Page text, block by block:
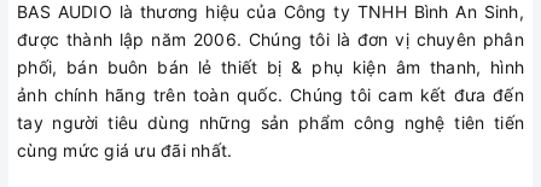
BAS AUDIO là thương hiệu của Công ty TNHH Bình An Sinh,
được thành lập năm 2006. Chúng tôi là đơn vị chuyên phân
phối, bán buôn bán lẻ thiết bị & phụ kiện âm thanh, hình
ảnh chính hãng trên toàn quốc. Chúng tôi cam kết đưa đến
tay người tiêu dùng những sản phẩm công nghệ tiên tiến
cùng mức giá ưu đãi nhất.